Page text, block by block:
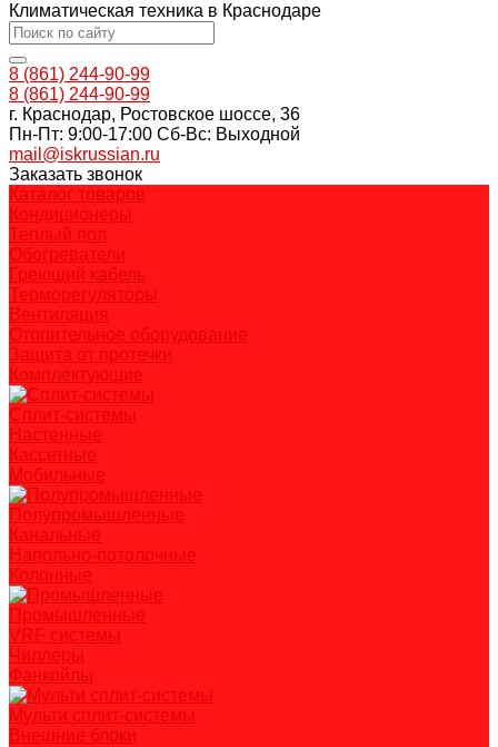
Климатическая техника в Краснодаре
8 (861) 244-90-99
8 (861) 244-90-99
г. Краснодар, Ростовское шоссе, 36
Пн-Пт: 9:00-17:00 Cб-Вс: Выходной
mail@iskrussian.ru
Заказать звонок
Каталог товаров
Кондиционеры
Теплый пол
Обогреватели
Греющий кабель
Терморегуляторы
Вентиляция
Отопительное оборудование
Защита от протечки
Комплектующие
Сплит-системы
Настенные
Кассетные
Мобильные
Полупромышленные
Канальные
Напольно-потолочные
Колонные
Промышленные
VRF системы
Чиллеры
Фанкойлы
Мульти сплит-системы
Внешние блоки